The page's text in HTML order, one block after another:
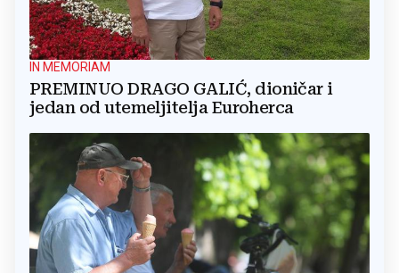
IN MEMORIAM
PREMINUO DRAGO GALIĆ, dioničar i
jedan od utemeljitelja Euroherca